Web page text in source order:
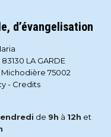
d’évangelisation
LA GARDE
Michodière 75002
- Credits
de 9h à 12h et